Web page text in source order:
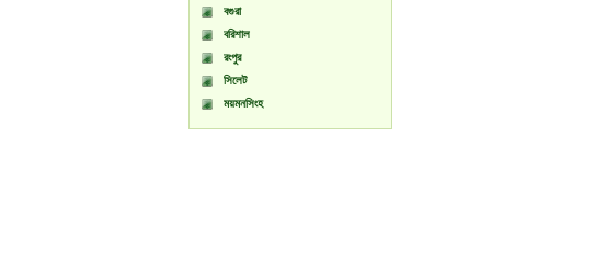
বগুরা
বরিশাল
রংপুর
সিলেট
ময়মনসিংহ